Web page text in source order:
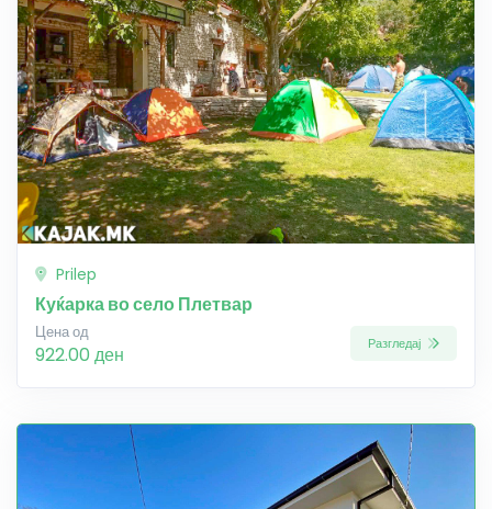
Prilep
Куќарка во село Плетвар
Цена од
922.00 ден Разгледај